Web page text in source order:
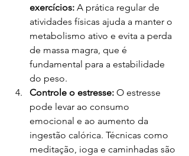
exercícios: A prática regular de
atividades físicas ajuda a manter o
metabolismo ativo e evita a perda
de massa magra, que é
fundamental para a estabilidade
do peso.
Controle o estresse: O estresse
pode levar ao consumo
emocional e ao aumento da
ingestão calórica. Técnicas como
meditação, ioga e caminhadas são